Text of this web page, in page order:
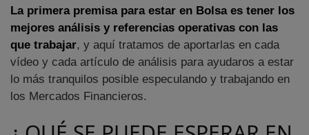
La primera premisa para estar en Bolsa es tener los
mejores análisis y referencias operativas con las
que trabajar, y aquí tratamos de aportarlas en cada
vídeo y cada artículo de análisis para ayudaros a estar
lo más tranquilos posible especulando y trabajando en
los Mercados Financieros.